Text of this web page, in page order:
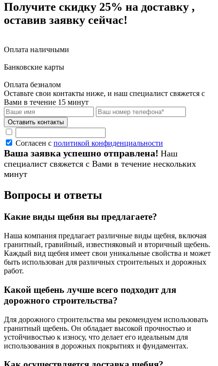
Получите скидку 25% на доставку ,
оставив заявку сейчас!
Оплата наличными
Банковские карты
Оплата безналом
Оставьте свои контакты ниже, и наш специалист свяжется с
Вами в течение 15 минут
Согласен с политикой конфиденциальности
Ваша заявка успешно отправлена! Наш
специалист свяжется с Вами в течение нескольких
минут
Вопросы и ответы
Какие виды щебня вы предлагаете?
Наша компания предлагает различные виды щебня, включая
гранитный, гравийный, известняковый и вторичный щебень.
Каждый вид щебня имеет свои уникальные свойства и может
быть использован для различных строительных и дорожных
работ.
Какой щебень лучше всего подходит для
дорожного строительства?
Для дорожного строительства мы рекомендуем использовать
гранитный щебень. Он обладает высокой прочностью и
устойчивостью к износу, что делает его идеальным для
использования в дорожных покрытиях и фундаментах.